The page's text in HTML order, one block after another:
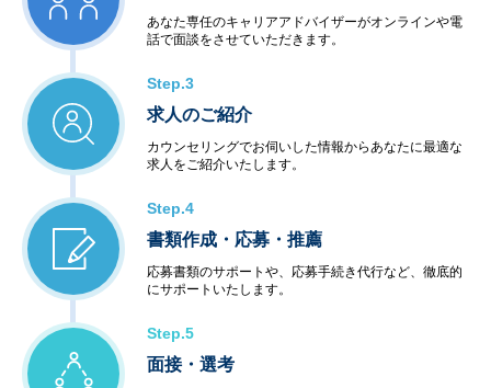
◆アウトソーシングサービス
＜システム運用保守サービス＞
・業務運用
・オペレーション
・ネットワーク管理
・ファシリティ管理
・ヘルプデスク
・データセンター
・ハウジング・ホスティング
・セキュリティ
＜教育サービス＞
・システム運用サービス
＜コンビニエンスサービス＞
・ハードウェア販売
・ソフトウェア販売
あなた専任のキャリアアドバイザーがオンラインや電
話で面談をさせていただきます。
Step.3
求人のご紹介
カウンセリングでお伺いした情報からあなたに最適な
求人をご紹介いたします。
Step.4
書類作成・応募・推薦
応募書類のサポートや、応募手続き代行など、徹底的
にサポートいたします。
Step.5
面接・選考